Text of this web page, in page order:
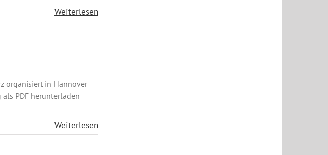
Weiterlesen
organisiert in Hannover
PDF herunterladen
Weiterlesen